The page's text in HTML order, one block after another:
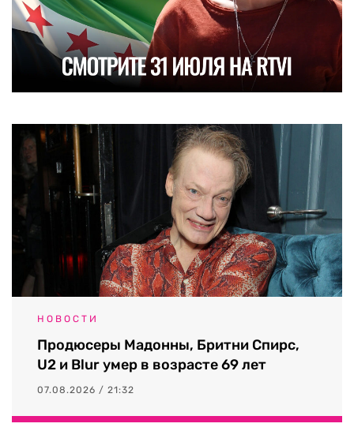
НОВОСТИ
Продюсеры Мадонны, Бритни Спирс,
U2 и Blur умер в возрасте 69 лет
07.08.2026 / 21:32